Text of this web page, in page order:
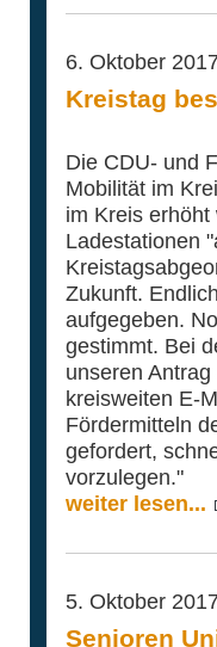
6. Oktober
Kreistag
Die CDU- und
Mobilität im
im Kreis
Ladestationen
Zukunft.
aufgegeben.
gestimmt. Bei
unseren
kreisweiten E-
Fördermitteln
gefordert,
vorzulegen."
weiter lesen...
5. Oktober
Senioren